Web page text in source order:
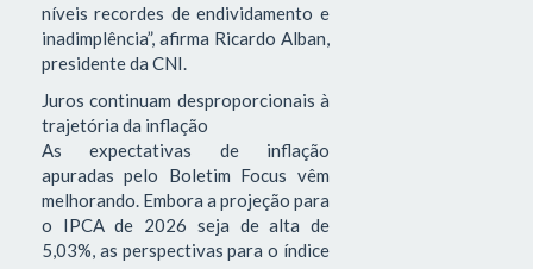
níveis recordes de endividamento e
inadimplência”, afirma Ricardo Alban,
presidente da CNI.
Juros continuam desproporcionais à
trajetória da inflação
As expectativas de inflação
apuradas pelo Boletim Focus vêm
melhorando. Embora a projeção para
o IPCA de 2026 seja de alta de
5,03%, as perspectivas para o índice